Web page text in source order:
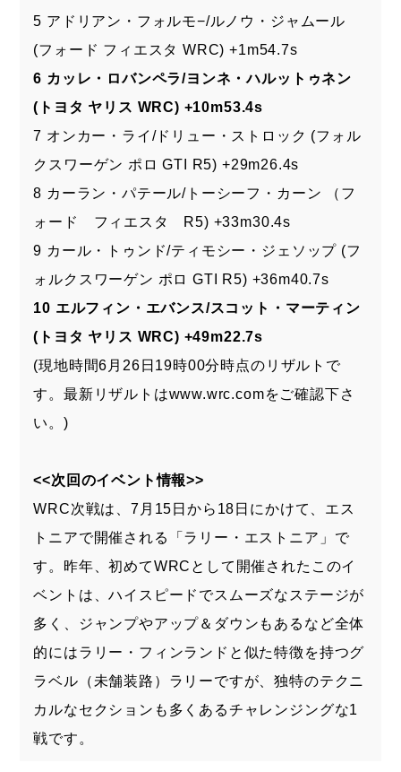
5 アドリアン・フォルモ−/ルノウ・ジャムール
(フォード フィエスタ WRC) +1m54.7s
6 カッレ・ロバンペラ/ヨンネ・ハルットゥネン
(トヨタ ヤリス WRC) +10m53.4s
7 オンカー・ライ/ドリュー・ストロック (フォル
クスワーゲン ポロ GTI R5) +29m26.4s
8 カーラン・パテール/トーシーフ・カーン （フ
ォード フィエスタ R5) +33m30.4s
9 カール・トゥンド/ティモシー・ジェソップ (フ
ォルクスワーゲン ポロ GTI R5) +36m40.7s
10 エルフィン・エバンス/スコット・マーティン
(トヨタ ヤリス WRC) +49m22.7s
(現地時間6月26日19時00分時点のリザルトで
す。最新リザルトはwww.wrc.comをご確認下さ
い。)
<<次回のイベント情報>>
WRC次戦は、7月15日から18日にかけて、エス
トニアで開催される「ラリー・エストニア」で
す。昨年、初めてWRCとして開催されたこのイ
ベントは、ハイスピードでスムーズなステージが
多く、ジャンプやアップ＆ダウンもあるなど全体
的にはラリー・フィンランドと似た特徴を持つグ
ラベル（未舗装路）ラリーですが、独特のテクニ
カルなセクションも多くあるチャレンジングな1
戦です。